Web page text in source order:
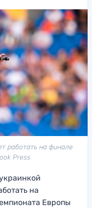
работать на финале
Press
на
Европы